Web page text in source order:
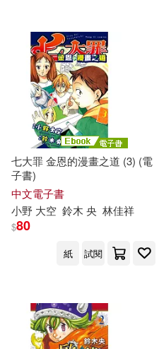
七大罪 金恩的漫畫之道 (3) (電
子書)
中文電子書
小野 大空 鈴木 央 林佳祥
$80
紙 試閱